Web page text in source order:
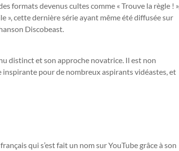
formats devenus cultes comme « Trouve la règle ! »,
», cette dernière série ayant même été diffusée sur
Discobeast.
distinct et son approche novatrice. Il est non
pour de nombreux aspirants vidéastes, et
qui s’est fait un nom sur YouTube grâce à son